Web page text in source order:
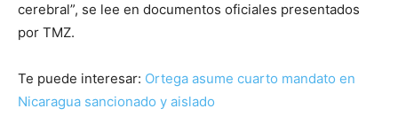
cerebral”, se lee en documentos oficiales presentados
por TMZ.
Te puede interesar: Ortega asume cuarto mandato en
Nicaragua sancionado y aislado